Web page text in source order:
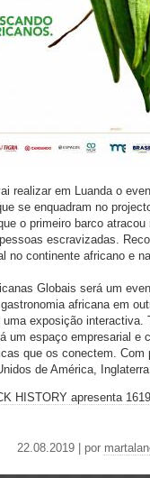
realizar em Luanda o
se enquadram no
o primeiro barco
escravizadas.
no continente africano e
Globais será um
africana em
exposição interactiva.
um espaço empresarial e
que os conectem.
de América,
HISTORY apresenta
22.08.2019 | por